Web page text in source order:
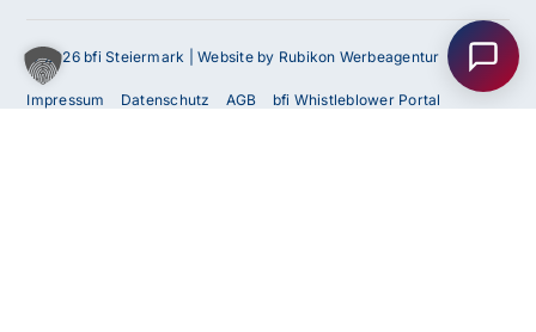
Unser Team ist gerne für Sie da! Nehmen Sie jetzt
Kontakt mit uns auf – wir freuen uns auf Ihre Anfrage.
© 2026 bfi Steiermark |Website by Rubikon Werbeagentur
Impressum Datenschutz AGB bfi Whistleblower Portal